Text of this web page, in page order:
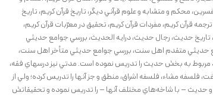
محكم و متشابه و علوم قرآني ديگر، تاريخ قرآن كريم، تاريخ
قرآن كريم، مفردات قرآن كريم، تحقيق در معرّبات قرآن كريم،
تاريخ حديث، رجال حديث، درايه الحديث، بررسي جوامع حديثي
حديثي متقدم اهل سنت، بررسي جوامع حديثي متأخر اهل سنت،
مربوط به بخش حديث را تدريس نموده است. مدتي نيز درسهاي فقه،
فلسفه مشاء، فلسفه اشراق، منطق و جز آنها را تدريس كرده؛ ولي از
حديث – با شاخه‌هاي مختلف آنها – را تدريس نموده و تحقيقاتش